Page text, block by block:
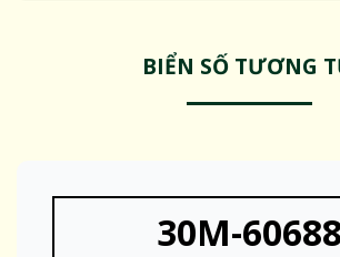
BIỂN SỐ TƯƠNG
30M-60688